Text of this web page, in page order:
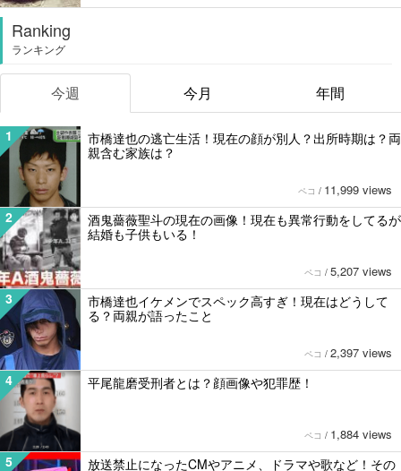
Ranking
ランキング
今週 今月 年間
1
市橋達也の逃亡生活！現在の顔が別人？出所時期は？両
親含む家族は？
ペコ / 11,999 views
2
酒鬼薔薇聖斗の現在の画像！現在も異常行動をしてるが
結婚も子供もいる！
ペコ / 5,207 views
3
市橋達也イケメンでスペック高すぎ！現在はどうして
る？両親が語ったこと
ペコ / 2,397 views
4 平尾龍磨受刑者とは？顔画像や犯罪歴！
ペコ / 1,884 views
5
放送禁止になったCMやアニメ、ドラマや歌など！その